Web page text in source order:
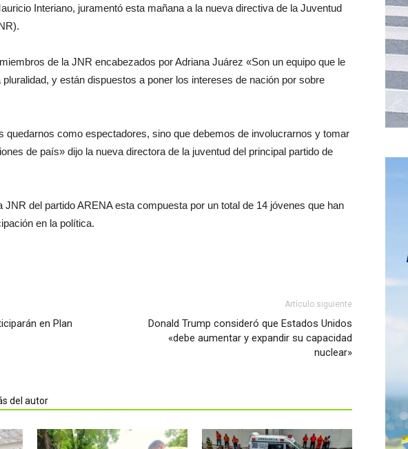
Interiano, juramentó esta mañana a la nueva directiva de la Juventud
de la JNR encabezados por Adriana Juárez «Son un equipo que le
y están dispuestos a poner los intereses de nación por sobre
quedarnos como espectadores, sino que debemos de involucrarnos y tomar
de país» dijo la nueva directora de la juventud del principal partido de
JNR del partido ARENA esta compuesta por un total de 14 jóvenes que han
en la política.
en Plan
Artículo siguiente
Donald Trump consideró que Estados Unidos
«debe aumentar y expandir su capacidad
nuclear»
del autor